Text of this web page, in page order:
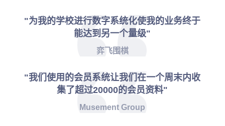
"为我的学校进行数字系统化使我的业务终于
能达到另一个量级"
弈飞围棋
"我们使用的会员系统让我们在一个周末内收
集了超过20000的会员资料"
Musement Group